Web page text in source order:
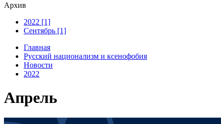
Архив
2022 [1]
Сентябрь [1]
Главная
Русский национализм и ксенофобия
Новости
2022
Апрель